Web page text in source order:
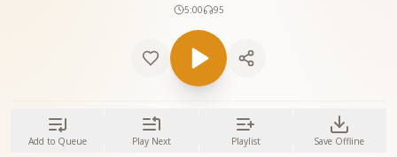
5:00
95
Add to Queue Play Next Playlist Save Offline